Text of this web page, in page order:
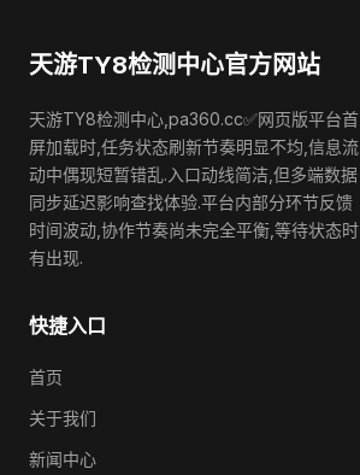
天游TY8检测中心官方网站
天游TY8检测中心,pa360.cc✅网页版平台首
屏加载时,任务状态刷新节奏明显不均,信息流
动中偶现短暂错乱.入口动线简洁,但多端数据
同步延迟影响查找体验.平台内部分环节反馈
时间波动,协作节奏尚未完全平衡,等待状态时
有出现.
快捷入口
首页
关于我们
新闻中心